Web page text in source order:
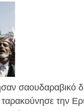
σαουδαραβικό
την